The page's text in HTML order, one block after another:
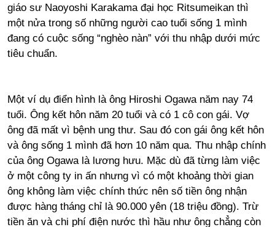
giáo sư Naoyoshi Karakama đại học Ritsumeikan thì
một nửa trong số những người cao tuổi sống 1 mình
đang có cuộc sống “nghèo nàn” với thu nhập dưới mức
tiêu chuẩn.
Một ví dụ điển hình là ông Hiroshi Ogawa năm nay 74
tuổi. Ông kết hôn năm 20 tuổi và có 1 cô con gái. Vợ
ông đã mất vì bệnh ung thư. Sau đó con gái ông kết hôn
và ông sống 1 mình đã hơn 10 năm qua. Thu nhập chính
của ông Ogawa là lương hưu. Mặc dù đã từng làm việc
ở một công ty in ấn nhưng vì có một khoảng thời gian
ông không làm việc chính thức nên số tiền ông nhận
được hàng tháng chỉ là 90.000 yên (18 triệu đồng). Trừ
tiền ăn và chi phí điện nước thì hầu như ông chẳng còn